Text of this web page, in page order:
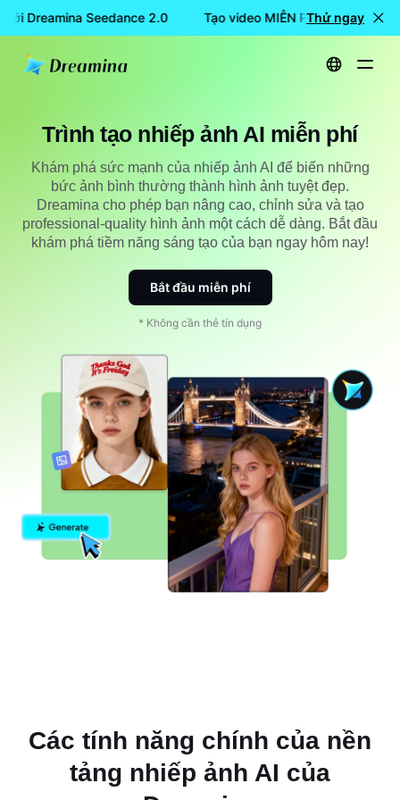
Dreamina Seedance 2.0 Tạo video MIỄN PHÍ với
Thử ngay
Trang chủ Dụng cụ Trình tạo nhiếp ảnh AI miễn phí
Trình tạo nhiếp ảnh AI miễn phí
Khám phá sức mạnh của nhiếp ảnh AI để biến những
bức ảnh bình thường thành hình ảnh tuyệt đẹp.
Dreamina cho phép bạn nâng cao, chỉnh sửa và tạo
professional-quality hình ảnh một cách dễ dàng. Bắt đầu
khám phá tiềm năng sáng tạo của bạn ngay hôm nay!
Bắt đầu miễn phí
* Không cần thẻ tín dụng
Các tính năng chính của nền
tảng nhiếp ảnh AI của